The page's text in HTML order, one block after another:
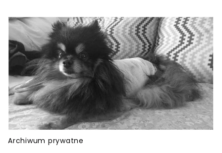
Archiwum prywatne